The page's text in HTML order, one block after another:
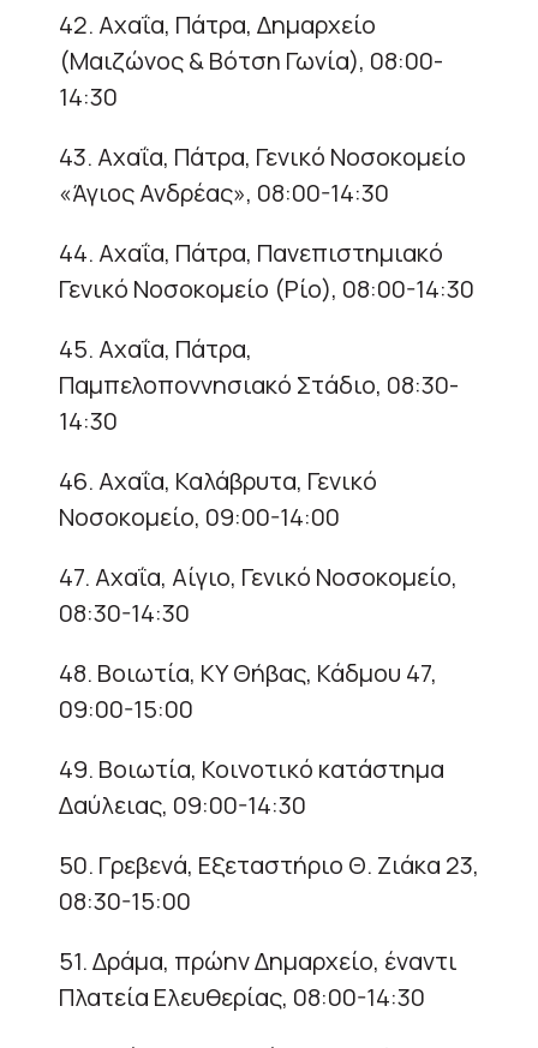
42. Αχαΐα, Πάτρα, Δημαρχείο
(Μαιζώνος & Βότση Γωνία), 08:00-
14:30
43. Αχαΐα, Πάτρα, Γενικό Νοσοκομείο
«Άγιος Ανδρέας», 08:00-14:30
44. Αχαΐα, Πάτρα, Πανεπιστημιακό
Γενικό Νοσοκομείο (Ρίο), 08:00-14:30
45. Αχαΐα, Πάτρα,
Παμπελοποννησιακό Στάδιο, 08:30-
14:30
46. Αχαΐα, Καλάβρυτα, Γενικό
Νοσοκομείο, 09:00-14:00
47. Αχαΐα, Αίγιο, Γενικό Νοσοκομείο,
08:30-14:30
48. Βοιωτία, ΚΥ Θήβας, Κάδμου 47,
09:00-15:00
49. Βοιωτία, Κοινοτικό κατάστημα
Δαύλειας, 09:00-14:30
50. Γρεβενά, Εξεταστήριο Θ. Ζιάκα 23,
08:30-15:00
51. Δράμα, πρώην Δημαρχείο, έναντι
Πλατεία Ελευθερίας, 08:00-14:30